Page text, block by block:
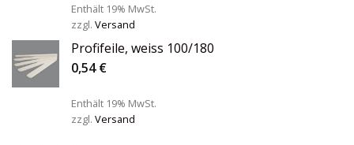
Enthält 19% MwSt.
zzgl. Versand
Profifeile, weiss 100/180
0,54€
Enthält 19% MwSt.
zzgl. Versand